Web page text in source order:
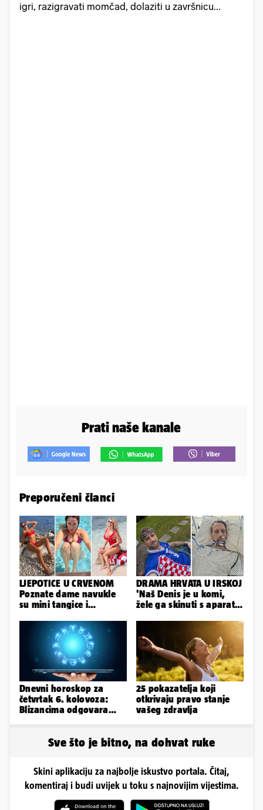
igri, razigravati momčad, dolaziti u završnicu...
Prati naše kanale
Preporučeni članci
LJEPOTICE U CRVENOM
Poznate dame navukle
su mini tangice i
DRAMA HRVATA U IRSKOJ
'Naš Denis je u komi,
žele ga skinuti s aparata!
Dnevni horoskop za
četvrtak 6. kolovoza:
Blizancima odgovara
25 pokazatelja koji
otkrivaju pravo stanje
vašeg zdravlja
Sve što je bitno, na dohvat ruke
Skini aplikaciju za najbolje iskustvo portala. Čitaj,
komentiraj i budi uvijek u toku s najnovijim vijestima.